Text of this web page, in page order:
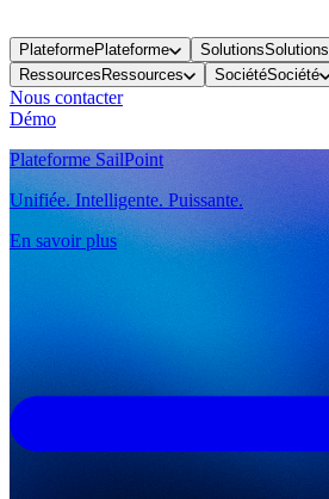
PlateformePlateforme SolutionsSolutions
Ressources Ressources SociétéSociété
Nous contacter
Démo
Plateforme SailPoint
Unifiée. Intelligente. Puissante.
En savoir plus